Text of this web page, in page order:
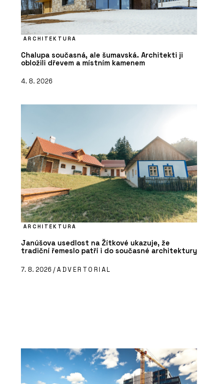
ARCHITEKTURA
Chalupa současná, ale šumavská. Architekti ji
obložili dřevem a místním kamenem
4. 8. 2026
ARCHITEKTURA
Janúšova usedlost na Žítkové ukazuje, že
tradiční řemeslo patří i do současné architektury
7. 8. 2026 /ADVERTORIAL